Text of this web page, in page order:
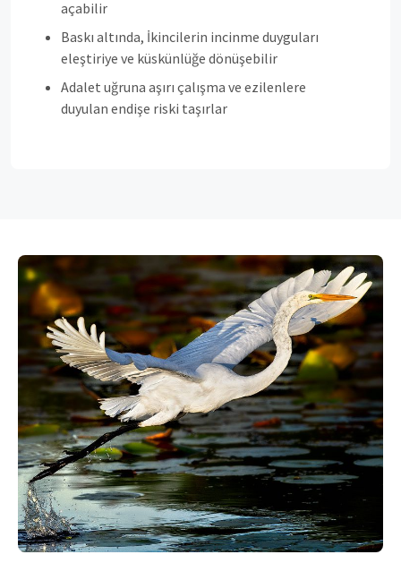
açabilir
Baskı altında, İkincilerin incinme duyguları
eleştiriye ve küskünlüğe dönüşebilir
Adalet uğruna aşırı çalışma ve ezilenlere
duyulan endişe riski taşırlar